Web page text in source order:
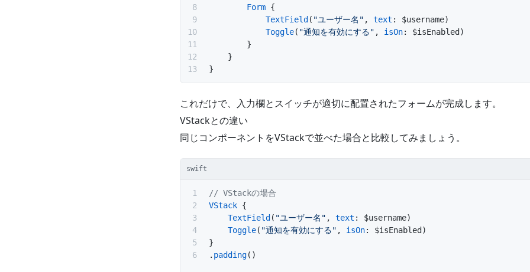
        Form
{
            TextField
( "ユーザー名" , text : $username)
            Toggle
( "通知を有効にする" , isOn: $isEnabled)
        }
    }
}
これだけで、入力欄とスイッチが適切に配置されたフォームが完成します。
VStackとの違い
同じコンポーネントをVStackで並べた場合と比較してみましょう。
swift
// VStackの場合
VStack {
    TextField
( "ユーザー名" , text : $username)
    Toggle
( "通知を有効にする" , isOn: $isEnabled)
}
. padding()